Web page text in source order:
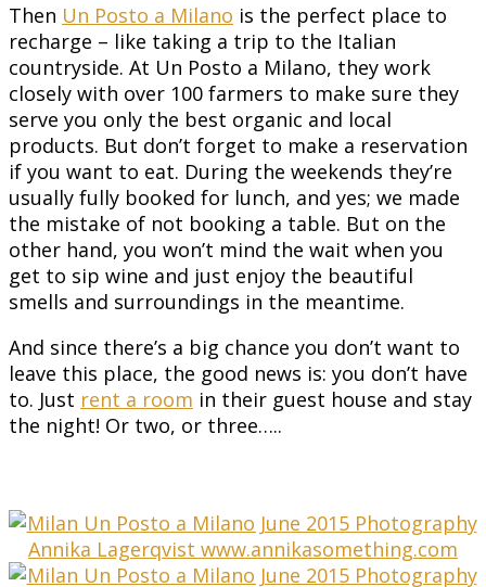
Then Un Posto a Milano is the perfect place to
recharge – like taking a trip to the Italian
countryside. At Un Posto a Milano, they work
closely with over 100 farmers to make sure they
serve you only the best organic and local
products. But don’t forget to make a reservation
if you want to eat. During the weekends they’re
usually fully booked for lunch, and yes; we made
the mistake of not booking a table. But on the
other hand, you won’t mind the wait when you
get to sip wine and just enjoy the beautiful
smells and surroundings in the meantime.
And since there’s a big chance you don’t want to
leave this place, the good news is: you don’t have
to. Just rent a room in their guest house and stay
the night! Or two, or three…..